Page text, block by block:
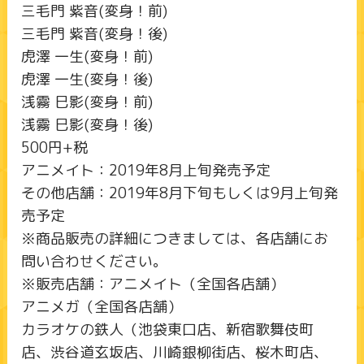
三毛門 紫音(変身！前)
三毛門 紫音(変身！後)
虎澤 一生(変身！前)
虎澤 一生(変身！後)
浅霧 巳影(変身！前)
浅霧 巳影(変身！後)
500円+税
アニメイト：2019年8月上旬発売予定
その他店舗：2019年8月下旬もしくは9月上旬発
売予定
※商品販売の詳細につきましては、各店舗にお
問い合わせください。
※販売店舗：アニメイト（全国各店舗）
アニメガ（全国各店舗）
カラオケの鉄人（池袋東口店、新宿歌舞伎町
店、渋谷道玄坂店、川崎銀柳街店、桜木町店、